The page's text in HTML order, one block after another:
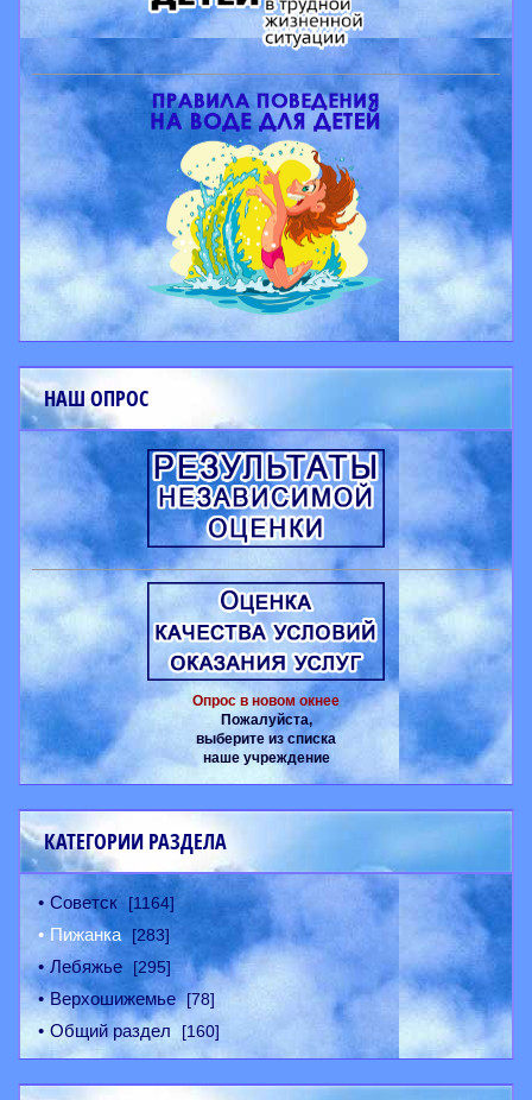
НАШ ОПРОС
Опрос в новом окнее
Пожалуйста,
выберите из списка
наше учреждение
КАТЕГОРИИ РАЗДЕЛА
Советск [1164]
Пижанка [283]
Лебяжье [295]
Верхошижемье [78]
Общий раздел [160]